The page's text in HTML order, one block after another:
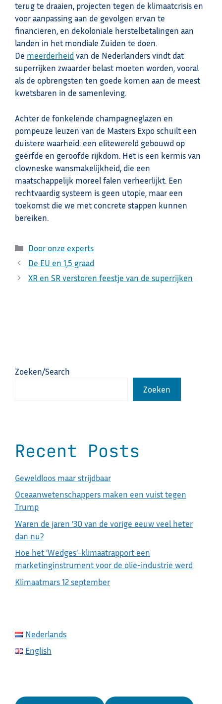
terug te draaien, projecten tegen de klimaatcrisis en
voor aanpassing aan de gevolgen ervan te
financieren, en dekoloniale herstelbetalingen aan
landen in het mondiale Zuiden te doen.
De meerderheid van de Nederlanders vindt dat
superrijken zwaarder belast moeten worden, vooral
als de opbrengsten ten goede komen aan de meest
kwetsbaren in de samenleving.
Achter de fonkelende champagneglazen en
pompeuze leuzen van de Masters Expo schuilt een
duistere waarheid: een elitewereld gebouwd op
geërfde en geroofde rijkdom. Het is een kermis van
clowneske wansmakelijkheid, die een
maatschappelijk moreel falen verheerlijkt. Een
rechtvaardig systeem is geen utopie, maar een
toekomst die we met concrete stappen kunnen
bereiken.
Categorieën
Door onze experts
De EU en 1,5 graad
XR en SR verstoren feestje van de superrijken
Zoeken/Search
Zoeken
Recent Posts
Geweldloos maar strijdbaar
Oceaanwetenschappers maken een vuist tegen
Trump
Waren de jaren ’30 van de vorige eeuw veel heter
dan nu?
Hoe het ‘Wedges’-klimaatrapport een
marketinginstrument voor de olie-industrie werd
Klimaatmars 12 september
Nederlands
English